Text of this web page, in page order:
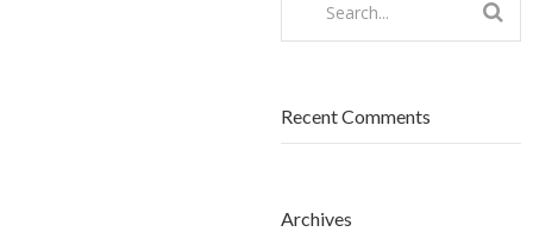
Recent Comments
Archives